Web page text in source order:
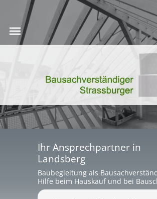
Ihr Ansprechpartner in
Landsberg
Baubegleitung als
Hilfe beim Hauskauf und bei